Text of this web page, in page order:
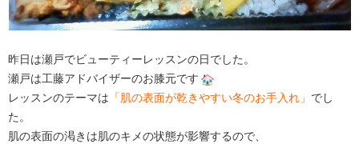
昨日は瀬戸でビューティーレッスンの日でした。
瀬戸は工藤アドバイザーのお膝元です
レッスンのテーマは 「肌の表面が乾きやすい冬のお手入れ」 でし
た。
肌の表面の渇きは肌のキメの状態が影響するので、